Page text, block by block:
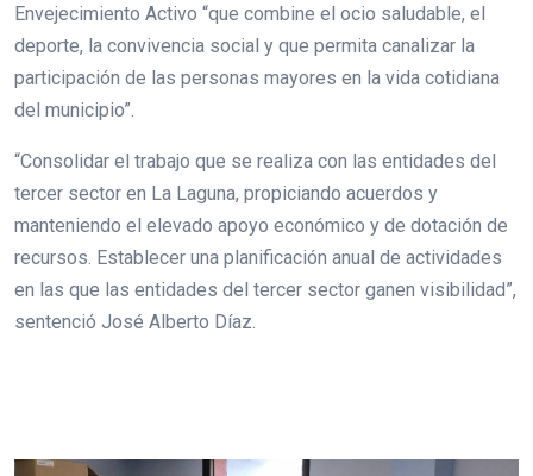
Envejecimiento Activo “que combine el ocio saludable, el
deporte, la convivencia social y que permita canalizar la
participación de las personas mayores en la vida cotidiana
del municipio”.
“Consolidar el trabajo que se realiza con las entidades del
tercer sector en La Laguna, propiciando acuerdos y
manteniendo el elevado apoyo económico y de dotación de
recursos. Establecer una planificación anual de actividades
en las que las entidades del tercer sector ganen visibilidad”,
sentenció José Alberto Díaz.